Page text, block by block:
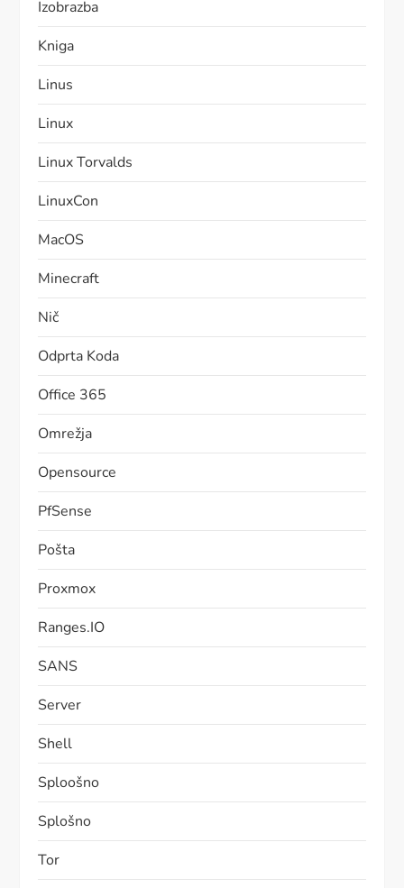
Izobrazba
Kniga
Linus
Linux
Linux Torvalds
LinuxCon
MacOS
Minecraft
Nič
Odprta Koda
Office 365
Omrežja
Opensource
PfSense
Pošta
Proxmox
Ranges.IO
SANS
Server
Shell
Sploošno
Splošno
Tor